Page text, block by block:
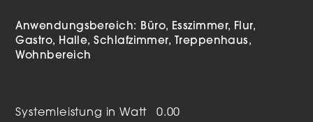
Anwendungsbereich: Büro Esszimmer
Flur
Gastro
Halle Schlafzimmer
Treppenhaus
Wohnbereich
Systemleistung in Watt 0.00